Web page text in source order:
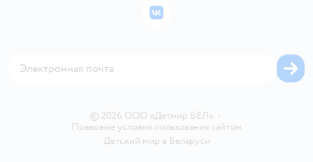
Политика использования файлов cookie
Бонусные карты
© 2026 ООО «Детмир БЕЛ» •
Правовые условия пользования сайтом
Детский мир в Беларуси
ВКонтакте